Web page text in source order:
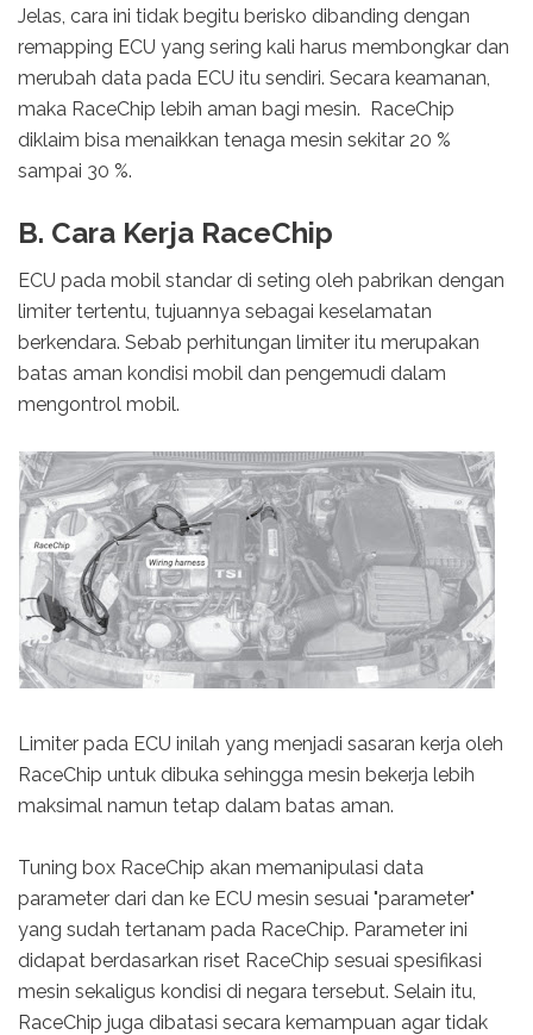
Jelas, cara ini tidak begitu berisko dibanding dengan
remapping ECU yang sering kali harus membongkar dan
merubah data pada ECU itu sendiri. Secara keamanan,
maka RaceChip lebih aman bagi mesin. RaceChip
diklaim bisa menaikkan tenaga mesin sekitar 20 %
sampai 30 %.
B. Cara Kerja RaceChip
ECU pada mobil standar di seting oleh pabrikan dengan
limiter tertentu, tujuannya sebagai keselamatan
berkendara. Sebab perhitungan limiter itu merupakan
batas aman kondisi mobil dan pengemudi dalam
mengontrol mobil.
Limiter pada ECU inilah yang menjadi sasaran kerja oleh
RaceChip untuk dibuka sehingga mesin bekerja lebih
maksimal namun tetap dalam batas aman.
Tuning box RaceChip akan memanipulasi data
parameter dari dan ke ECU mesin sesuai "parameter"
yang sudah tertanam pada RaceChip. Parameter ini
didapat berdasarkan riset RaceChip sesuai spesifikasi
mesin sekaligus kondisi di negara tersebut. Selain itu,
RaceChip juga dibatasi secara kemampuan agar tidak